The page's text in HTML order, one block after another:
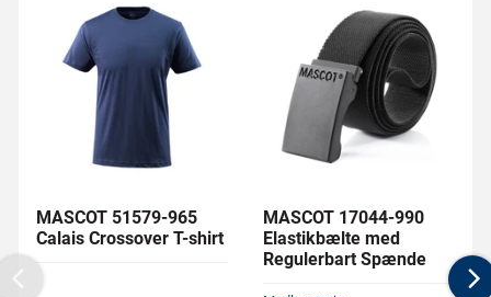
MASCOT 51579-965
Calais Crossover T-shirt
MASCOT 17044-990
Elastikbælte med
Regulerbart Spænde